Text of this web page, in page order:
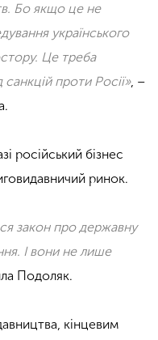
Бо якщо це не
українського
Це треба
проти Росії», –
російський бізнес
ринок.
закон про державну
І вони не лише
Подоляк.
кінцевим